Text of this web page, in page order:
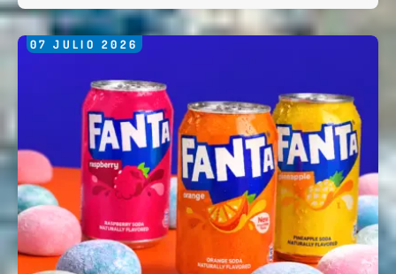
07 JULIO 2026